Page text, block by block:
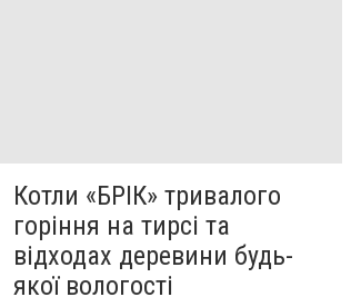
Котли «БРІК» тривалого
горіння на тирсі та
відходах деревини будь-
якої вологості